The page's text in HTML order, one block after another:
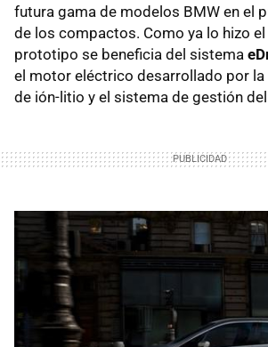
futura gama de modelos BMW en el
de los compactos. Como ya lo hizo el
prototipo se beneficia del sistema
el motor eléctrico desarrollado por la
de ión-litio y el sistema de gestión